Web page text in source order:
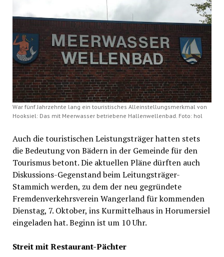
War fünf Jahrzehnte lang ein touristisches Alleinstellungsmerkmal von
Hooksiel: Das mit Meerwasser betriebene Hallenwellenbad. Foto: hol
Auch die touristischen Leistungsträger hatten stets
die Bedeutung von Bädern in der Gemeinde für den
Tourismus betont. Die aktuellen Pläne dürften auch
Diskussions-Gegenstand beim Leitungsträger-
Stammich werden, zu dem der neu gegründete
Fremdenverkehrsverein Wangerland für kommenden
Dienstag, 7. Oktober, ins Kurmittelhaus in Horumersiel
eingeladen hat. Beginn ist um 10 Uhr.
Streit mit Restaurant-Pächter